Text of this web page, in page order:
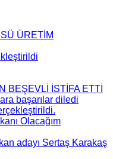
ÜRETİM
BEŞEVLİ İSTİFA ETTİ
başarılar diledi
Olacağım
adayı Sertaş Karakaş